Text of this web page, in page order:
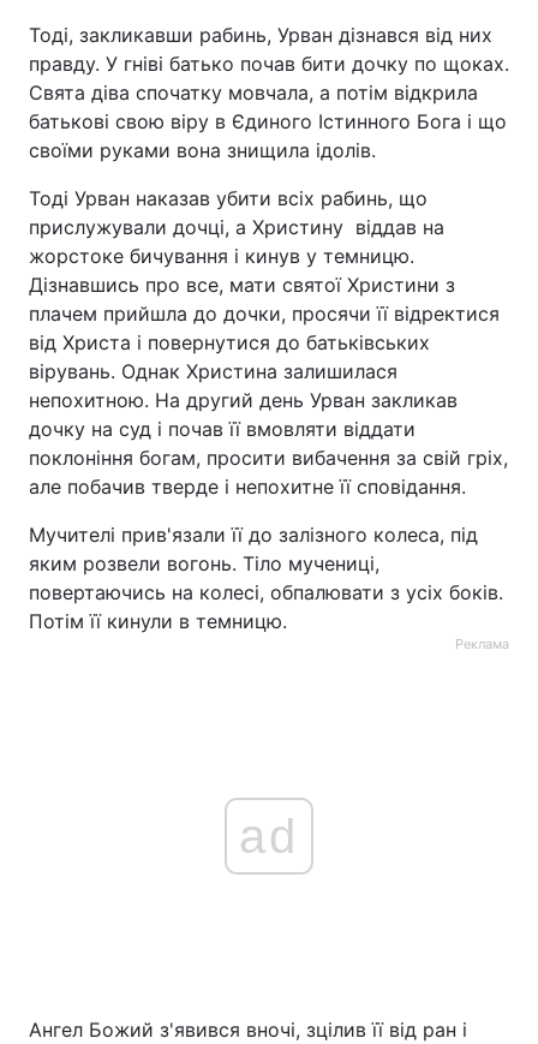
Тоді, закликавши рабинь, Урван дізнався від них
правду. У гніві батько почав бити дочку по щоках.
Свята діва спочатку мовчала, а потім відкрила
батькові свою віру в Єдиного Істинного Бога і що
своїми руками вона знищила ідолів.
Тоді Урван наказав убити всіх рабинь, що
прислужували дочці, а Христину віддав на
жорстоке бичування і кинув у темницю.
Дізнавшись про все, мати святої Христини з
плачем прийшла до дочки, просячи її відректися
від Христа і повернутися до батьківських
вірувань. Однак Христина залишилася
непохитною. На другий день Урван закликав
дочку на суд і почав її вмовляти віддати
поклоніння богам, просити вибачення за свій гріх,
але побачив тверде і непохитне її сповідання.
Мучителі прив'язали її до залізного колеса, під
яким розвели вогонь. Тіло мучениці,
повертаючись на колесі, обпалювати з усіх боків.
Потім її кинули в темницю.
Реклама
ad
Ангел Божий з'явився вночі, зцілив її від ран і